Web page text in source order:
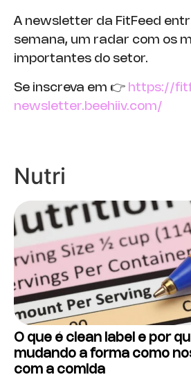
A newsletter da FitFeed
semana, um radar com os
importantes do setor.
Se inscreva em 👉 https://
newsletter.beehiiv.com/
Nutri
O que é clean label e por
mudando a forma como
com a comida